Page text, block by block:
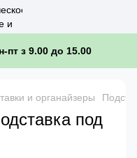
пт з 9.00 до 15.00
и органайзеры
под